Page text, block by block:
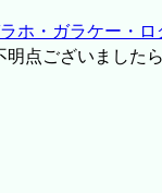
ホ・ガラケー・
点ございました